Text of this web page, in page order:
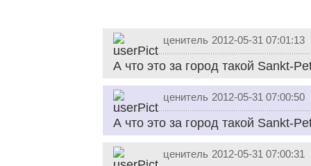
ценитель 2012-05-31 07:01:13
А что это за город такой Sankt-
ценитель 2012-05-31 07:00:50
А что это за город такой Sankt-
ценитель 2012-05-31 07:00:31